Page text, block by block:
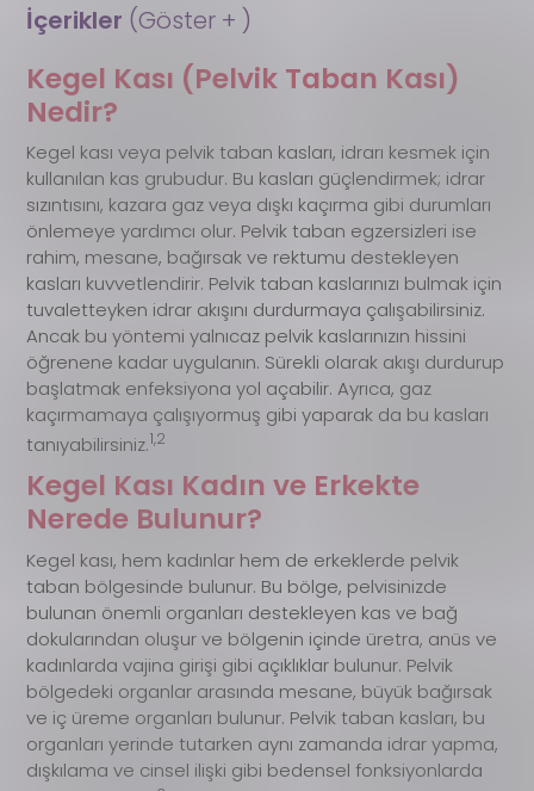
İçerikler (Göster + )
Kegel Kası (Pelvik Taban Kası)
Nedir?
Kegel kası veya pelvik taban kasları, idrarı kesmek için
kullanılan kas grubudur. Bu kasları güçlendirmek; idrar
sızıntısını, kazara gaz veya dışkı kaçırma gibi durumları
önlemeye yardımcı olur. Pelvik taban egzersizleri ise
rahim, mesane, bağırsak ve rektumu destekleyen
kasları kuvvetlendirir. Pelvik taban kaslarınızı bulmak için
tuvaletteyken idrar akışını durdurmaya çalışabilirsiniz.
Ancak bu yöntemi yalnıcaz pelvik kaslarınızın hissini
öğrenene kadar uygulanın. Sürekli olarak akışı durdurup
başlatmak enfeksiyona yol açabilir. Ayrıca, gaz
kaçırmamaya çalışıyormuş gibi yaparak da bu kasları
tanıyabilirsiniz.1,2
Kegel Kası Kadın ve Erkekte
Nerede Bulunur?
Kegel kası, hem kadınlar hem de erkeklerde pelvik
taban bölgesinde bulunur. Bu bölge, pelvisinizde
bulunan önemli organları destekleyen kas ve bağ
dokularından oluşur ve bölgenin içinde üretra, anüs ve
kadınlarda vajina girişi gibi açıklıklar bulunur. Pelvik
bölgedeki organlar arasında mesane, büyük bağırsak
ve iç üreme organları bulunur. Pelvik taban kasları, bu
organları yerinde tutarken aynı zamanda idrar yapma,
dışkılama ve cinsel ilişki gibi bedensel fonksiyonlarda